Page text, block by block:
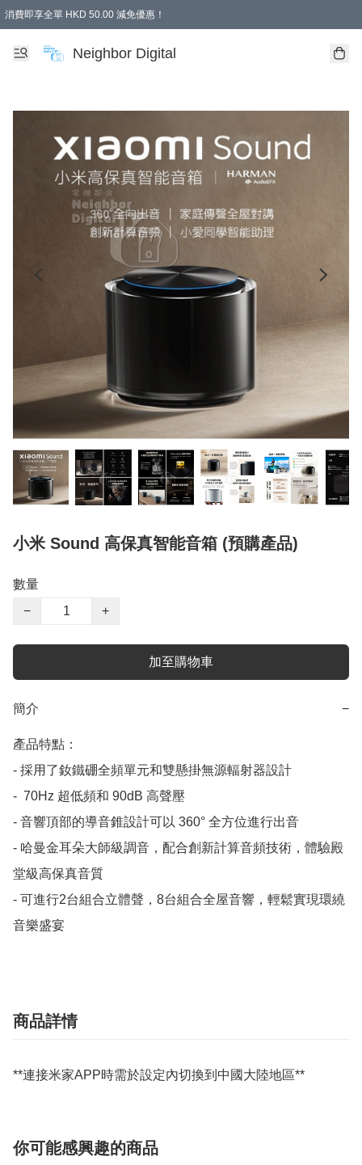
消費即享全單 HKD 50.00 減免優惠！
Neighbor Digital
小米 Sound 高保真智能音箱 (預購產品)
數量
−
+
加至購物車
簡介 −
產品特點：
- 採用了釹鐵硼全頻單元和雙懸掛無源輻射器設計
-  70Hz 超低頻和 90dB 高聲壓
- 音響頂部的導音錐設計可以 360° 全方位進行出音
- 哈曼金耳朵大師級調音，配合創新計算音頻技術，體驗殿
堂級高保真音質
- 可進行2台組合立體聲，8台組合全屋音響，輕鬆實現環繞
商品詳情
**連接米家APP時需於設定內切換到中國大陸地區**
你可能感興趣的商品